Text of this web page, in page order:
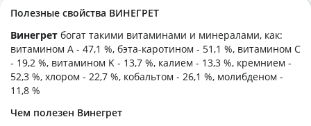
Полезные свойства ВИНЕГРЕТ
Винегрет богат такими витаминами и минералами, как:
витамином А - 47,1 %, бэта-каротином - 51,1 %, витамином C
- 19,2 %, витамином K - 13,7 %, калием - 13,3 %, кремнием -
52,3 %, хлором - 22,7 %, кобальтом - 26,1 %, молибденом -
11,8 %
Чем полезен Винегрет